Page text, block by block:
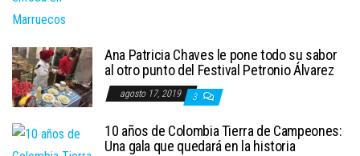
Ana Patricia Chaves le pone todo su sabor
al otro punto del Festival Petronio Álvarez
agosto 17, 2019 3
10 años de Colombia Tierra de Campeones:
Una gala que quedará en la historia